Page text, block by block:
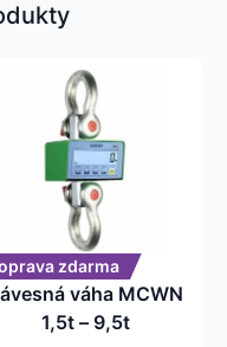
zdarma
váha MCWN
1,5t – 9,5t